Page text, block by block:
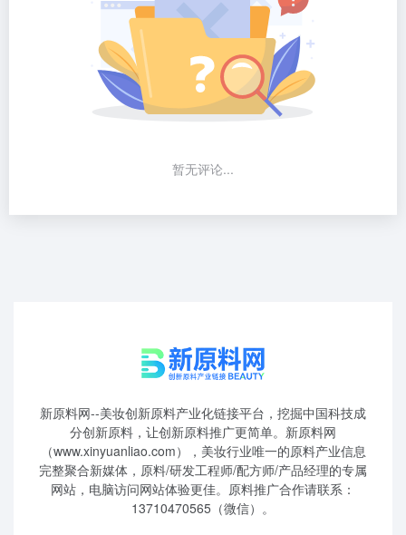
暂无评论...
新原料网--美妆创新原料产业化链接平台，挖掘中国科技成
分创新原料，让创新原料推广更简单。新原料网
（www.xinyuanliao.com），美妆行业唯一的原料产业信息
完整聚合新媒体，原料/研发工程师/配方师/产品经理的专属
网站，电脑访问网站体验更佳。原料推广合作请联系：
13710470565（微信）。